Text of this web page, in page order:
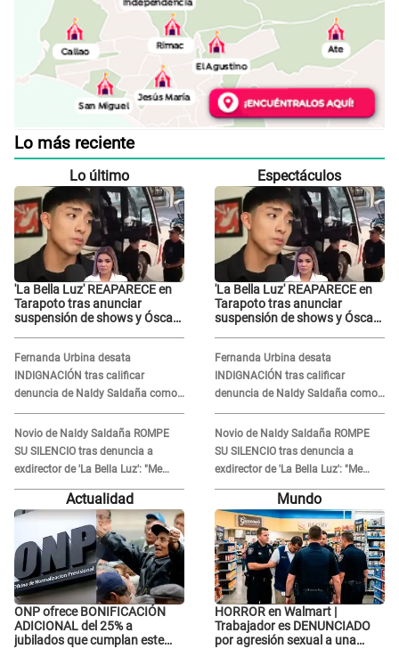
Lo más reciente
Lo último
'La Bella Luz' REAPARECE en
Tarapoto tras anunciar
suspensión de shows y Óscar
Fernanda Urbina desata
INDIGNACIÓN tras calificar
denuncia de Naldy Saldaña como
'acto bochornoso': "No es justo
atacar a otra mujer"
Novio de Naldy Saldaña ROMPE
SU SILENCIO tras denuncia a
exdirector de 'La Bella Luz': "Me
basta con que ella esté bien"
Espectáculos
'La Bella Luz' REAPARECE en
Tarapoto tras anunciar
suspensión de shows y Óscar
Fernanda Urbina desata
INDIGNACIÓN tras calificar
denuncia de Naldy Saldaña como
'acto bochornoso': "No es justo
atacar a otra mujer"
Novio de Naldy Saldaña ROMPE
SU SILENCIO tras denuncia a
exdirector de 'La Bella Luz': "Me
basta con que ella esté bien"
Actualidad
ONP ofrece BONIFICACIÓN
ADICIONAL del 25% a
jubilados que cumplan este
Mundo
HORROR en Walmart |
Trabajador es DENUNCIADO
por agresión sexual a una